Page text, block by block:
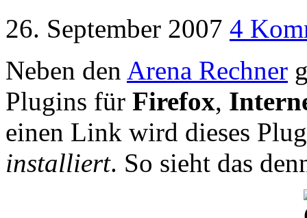
26. September 2007 4
Neben den Arena Rechner
Plugins für Firefox,
einen Link wird dieses
installiert. So sieht das